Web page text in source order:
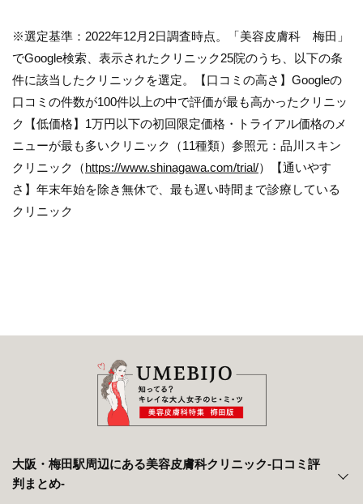
※選定基準：2022年12月2日調査時点。「美容皮膚科 梅田」
でGoogle検索、表示されたクリニック25院のうち、以下の条
件に該当したクリニックを選定。【口コミの高さ】Googleの
口コミの件数が100件以上の中で評価が最も高かったクリニッ
ク【低価格】1万円以下の初回限定価格・トライアル価格のメ
ニューが最も多いクリニック（11種類）参照元：品川スキン
クリニック（https://www.shinagawa.com/trial/）【通いやす
さ】年末年始を除き無休で、最も遅い時間まで診療している
クリニック
大阪・梅田駅周辺にある美容皮膚科クリニック‐口コミ評
判まとめ‐